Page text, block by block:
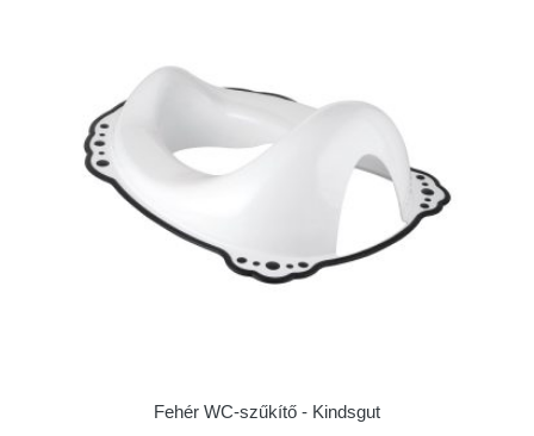
Fehér WC-szűkítő - Kindsgut